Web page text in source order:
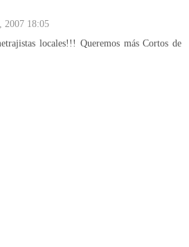
2007 18:05
locales!!! Queremos más Cortos de